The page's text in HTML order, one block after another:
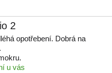
2
opotřebení. Dobrá na
u vás